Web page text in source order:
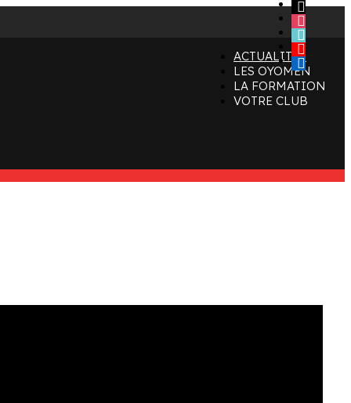
instagram
tiktok
youtube
linkedin
ACTUALITÉS
LES OYOMEN
LA FORMATION
VOTRE CLUB